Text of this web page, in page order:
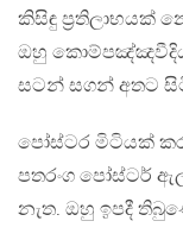
කිසිඳු ප්‍රතිලාභයක්
ඔහු කොම්පඤ්ඤවීදිය
සටන් සගන් අතට
පෝස්ටර මිටියක් කර
පතරංග පෝස්ටර්
නැත. ඔහු ඉපදී